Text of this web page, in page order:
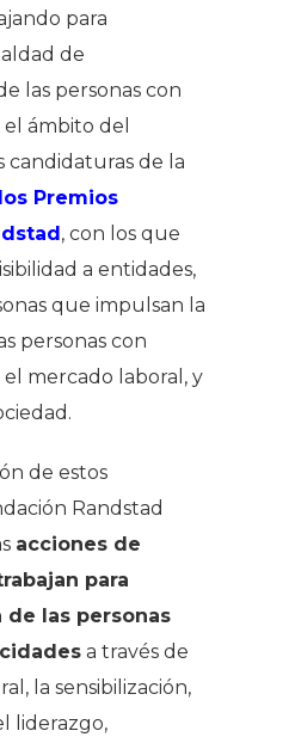
para
de
las personas con
ámbito del
candidaturas de la
Premios
, con los que
a entidades,
que impulsan la
personas con
mercado laboral, y
de estos
Randstad
acciones de
para
de las personas
a través de
la sensibilización,
liderazgo,